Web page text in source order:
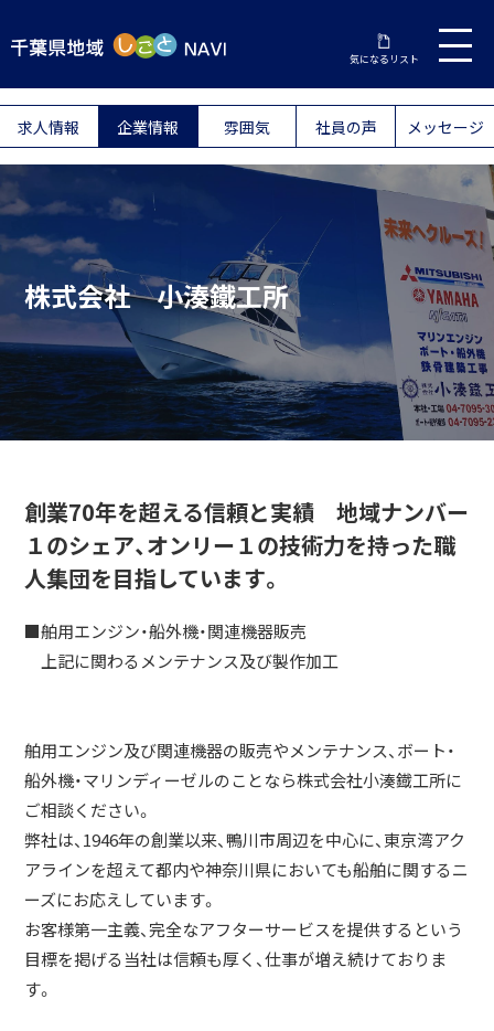
気になるリスト
求人情報 企業情報 雰囲気 社員の声 メッセージ
株式会社 小湊鐵工所
創業70年を超える信頼と実績 地域ナンバー
１のシェア、オンリー１の技術力を持った職
人集団を目指しています。
■舶用エンジン・船外機・関連機器販売
上記に関わるメンテナンス及び製作加工
舶用エンジン及び関連機器の販売やメンテナンス、ボート・
船外機・マリンディーゼルのことなら株式会社小湊鐡工所に
ご相談ください。
弊社は、1946年の創業以来、鴨川市周辺を中心に、東京湾アク
アラインを超えて都内や神奈川県においても船舶に関するニ
ーズにお応えしています。
お客様第一主義、完全なアフターサービスを提供するという
目標を掲げる当社は信頼も厚く、仕事が増え続けておりま
す。